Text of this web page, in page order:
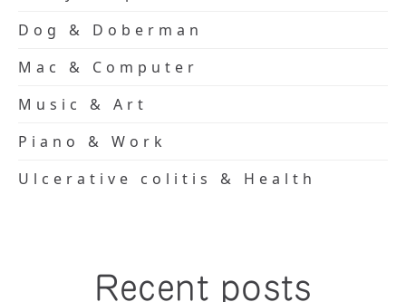
Dog & Doberman
Mac & Computer
Music & Art
Piano & Work
Ulcerative colitis & Health
Recent posts